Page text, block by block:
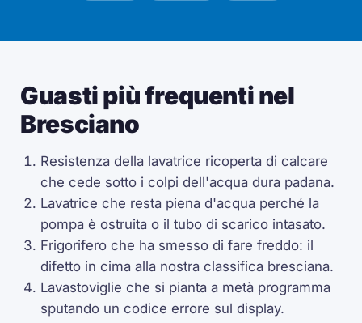
Guasti più frequenti nel
Bresciano
Resistenza della lavatrice ricoperta di calcare
che cede sotto i colpi dell'acqua dura padana.
Lavatrice che resta piena d'acqua perché la
pompa è ostruita o il tubo di scarico intasato.
Frigorifero che ha smesso di fare freddo: il
difetto in cima alla nostra classifica bresciana.
Lavastoviglie che si pianta a metà programma
sputando un codice errore sul display.